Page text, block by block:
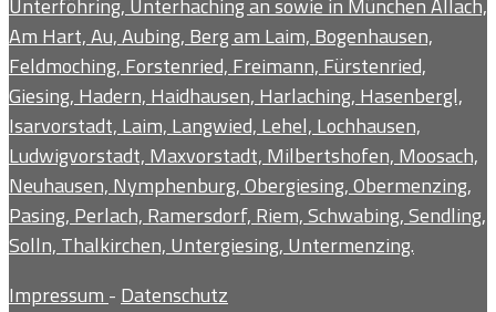
Unterföhring, Unterhaching an sowie in München Allach,
Am Hart, Au, Aubing, Berg am Laim, Bogenhausen,
Feldmoching, Forstenried, Freimann, Fürstenried,
Giesing, Hadern, Haidhausen, Harlaching, Hasenbergl,
Isarvorstadt, Laim, Langwied, Lehel, Lochhausen,
Ludwigvorstadt, Maxvorstadt, Milbertshofen, Moosach,
Neuhausen, Nymphenburg, Obergiesing, Obermenzing,
Pasing, Perlach, Ramersdorf, Riem, Schwabing, Sendling,
Solln, Thalkirchen, Untergiesing, Untermenzing.
Impressum - Datenschutz